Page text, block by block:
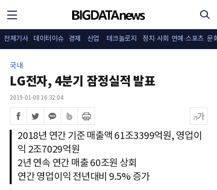
전체기사 데이터이슈 경제 산업 테크놀로지 정치·사회 연예·스포츠 문
국내
LG전자, 4분기 잠정실적 발표
2019-01-08 16:32:04
2018년 연간 기준 매출액 61조3399억원, 영업이
익 2조7029억원
2년 연속 연간 매출 60조원 상회
연간 영업이익 전년대비 9.5% 증가